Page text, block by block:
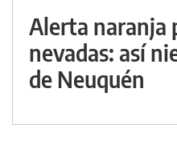
Alerta naranja
nevadas: así
de Neuquén